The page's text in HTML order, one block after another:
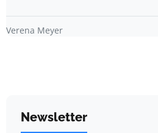
Verena Meyer
Newsletter